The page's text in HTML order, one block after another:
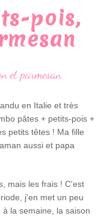
pois,
en Italie et très
pâtes + petits-pois +
petits têtes ! Ma fille
aussi et papa
mais les frais ! C'est
j'en met un peu
la semaine, la saison